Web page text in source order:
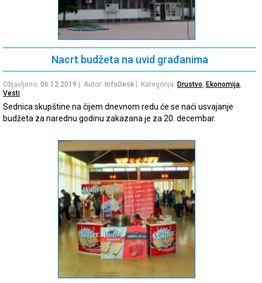
Nacrt budžeta na uvid građanima
Objavljeno: 06.12.2019 | Autor: InfoDesk | Kategorija: Drustvo, Ekonomija,
Vesti
Sednica skupštine na čijem dnevnom redu će se naći usvajanje
budžeta za narednu godinu zakazana je za 20. decembar.